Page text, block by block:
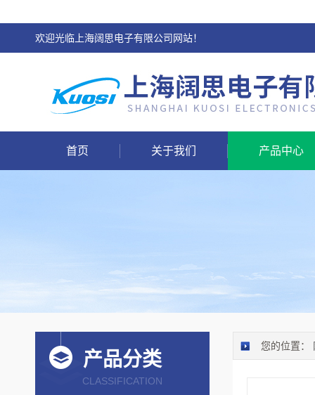
欢迎光临上海阔思电子有限公司网站！
首页 关于我们 产品中心
您的位置：
产品分类
CLASSIFICATION